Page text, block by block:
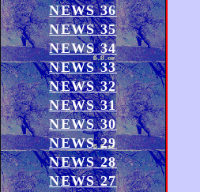
NEWS 36
NEWS 35
NEWS 34
NEWS 33
NEWS 32
NEWS 31
NEWS 30
NEWS 29
NEWS 28
NEWS 27